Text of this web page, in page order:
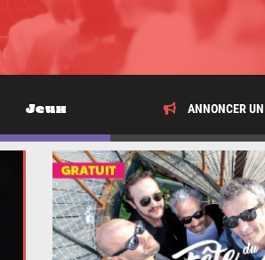
Jeux ANNONCER